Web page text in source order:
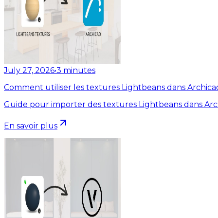
July 27, 2026•3 minutes
Comment utiliser les textures Lightbeans dans
Guide pour importer des textures Lightbeans dans
En savoir plus